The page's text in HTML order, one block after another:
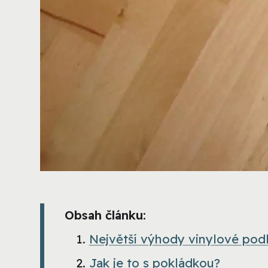
Obsah článku:
Největší výhody vinylové
Jak je to s pokládkou?